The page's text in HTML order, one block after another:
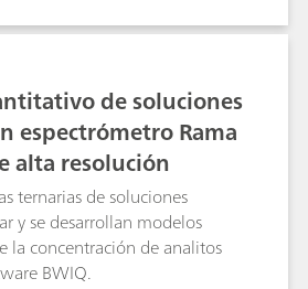
de soluciones
espectrómetro Rama
alta resolución
ternarias de soluciones
y se desarrollan modelos
la concentración de analitos
BWIQ.